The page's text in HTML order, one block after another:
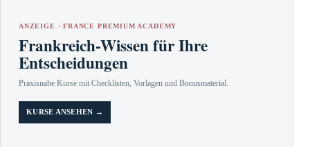
ANZEIGE · FRANCE PREMIUM ACADEMY
Frankreich-Wissen für Ihre
Entscheidungen
Praxisnahe Kurse mit Checklisten, Vorlagen und Bonusmaterial.
KURSE ANSEHEN →